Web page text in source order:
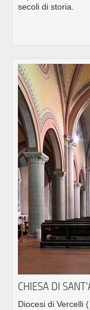
secoli di storia.
CHIESA DI
Diocesi di Vercelli